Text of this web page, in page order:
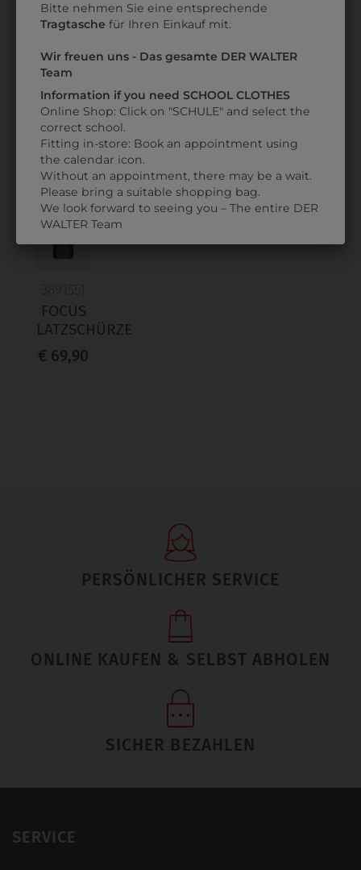
6LSW05A194104
LATZSCHÜRZE 90
EBENHOLZGRAU
€ 33,90
GRAU DENIM
€ 75,90
ZULETZT ANGESEHEN
FOCUS
LATZSCHÜRZE
€ 69,90
PERSÖNLICHER SERVICE
ONLINE KAUFEN & SELBST ABHOLEN
SICHER BEZAHLEN
SERVICE
Bitte nehmen Sie eine entsprechende
Tragtasche für Ihren Einkauf mit.
Wir freuen uns - Das gesamte DER WALTER
Team
Information if you need SCHOOL CLOTHES
Online Shop: Click on "SCHULE" and select the
correct school.
Fitting in-store: Book an appointment using
the calendar icon.
Without an appointment, there may be a wait.
Please bring a suitable shopping bag.
We look forward to seeing you – The entire DER
WALTER Team